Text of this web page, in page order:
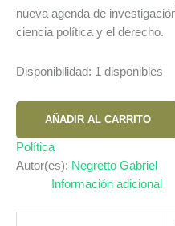
nueva agenda de
ciencia política y el derecho.
Disponibilidad: 1 disponibles
CAMBIO
CONSTITUCIONAL
AÑADIR AL CARRITO
Política
Autor(es): Negretto Gabriel
Información adicional